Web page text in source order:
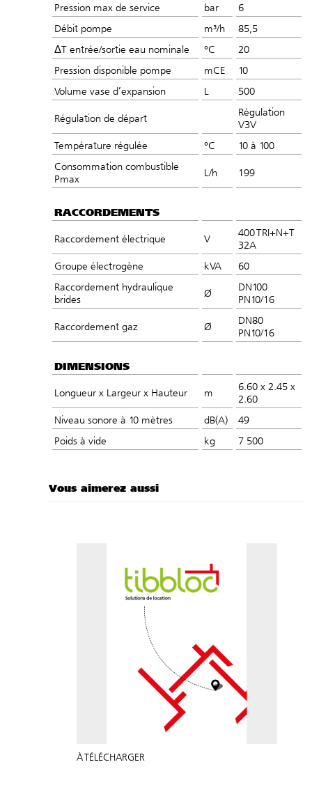
Pression max de service
bar
6
Débit pompe
m³/h
85,5
ΔT entrée/sortie eau nominale
°C
20
Pression disponible pompe
mCE
10
Volume vase d’expansion
L 500
Régulation de départ
Régulation
V3V
Température régulée
°C
10 à 100
Consommation combustible
Pmax
L/h 199
RACCORDEMENTS
Raccordement électrique V
400 TRI+N+T
32A
Groupe électrogène
kVA
60
Raccordement hydraulique
brides
Ø
DN100
PN10/16
Raccordement gaz Ø
DN80
PN10/16
DIMENSIONS
Longueur x Largeur x Hauteur m
6.60 x 2.45 x
2.60
Niveau sonore à 10 mètres
dB(A)
49
Poids à vide
kg 7 500
Vous aimerez aussi
À TÉLÉCHARGER